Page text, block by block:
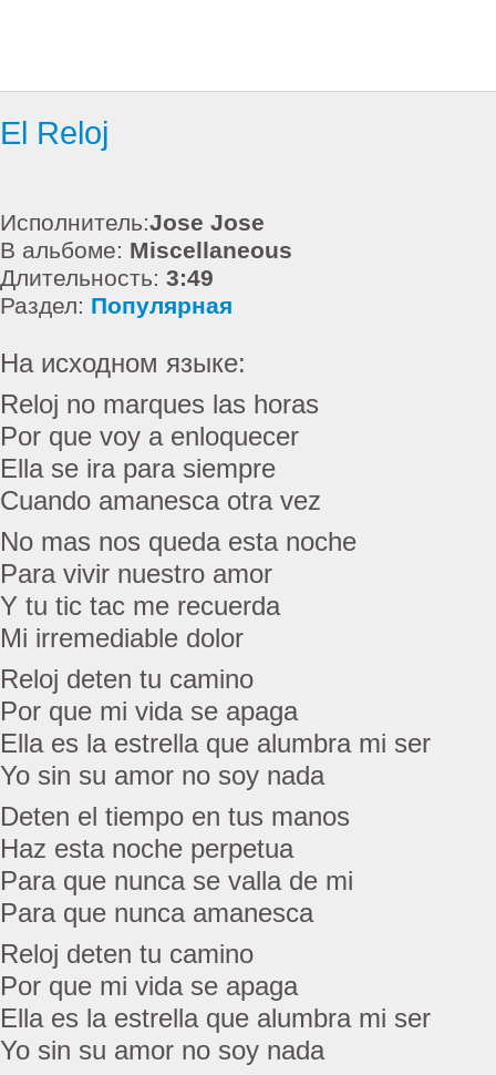
El Reloj
Исполнитель:Jose Jose
В альбоме: Miscellaneous
Длительность: 3:49
Раздел: Популярная
На исходном языке:
Reloj no marques las horas
Por que voy a enloquecer
Ella se ira para siempre
Cuando amanesca otra vez
No mas nos queda esta noche
Para vivir nuestro amor
Y tu tic tac me recuerda
Mi irremediable dolor
Reloj deten tu camino
Por que mi vida se apaga
Ella es la estrella que alumbra mi ser
Yo sin su amor no soy nada
Deten el tiempo en tus manos
Haz esta noche perpetua
Para que nunca se valla de mi
Para que nunca amanesca
Reloj deten tu camino
Por que mi vida se apaga
Ella es la estrella que alumbra mi ser
Yo sin su amor no soy nada